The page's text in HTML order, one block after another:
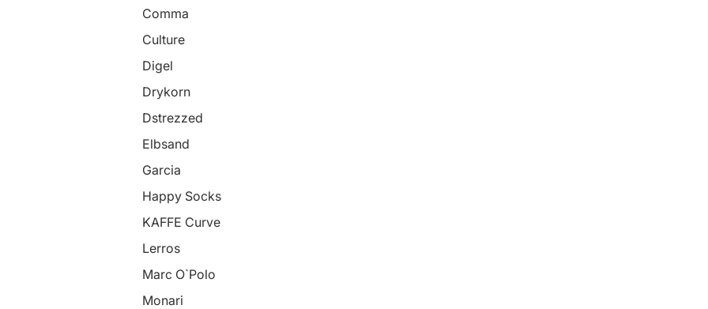
Comma
Culture
Digel
Drykorn
Dstrezzed
Elbsand
Garcia
Happy Socks
KAFFE Curve
Lerros
Marc O`Polo
Monari